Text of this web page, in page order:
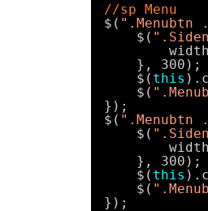
//sp Menu
$( ".Menubtn
$(
}, 300);
$( this
$(
});
$( ".Menubtn
$(
}, 300);
$( this
$(
});